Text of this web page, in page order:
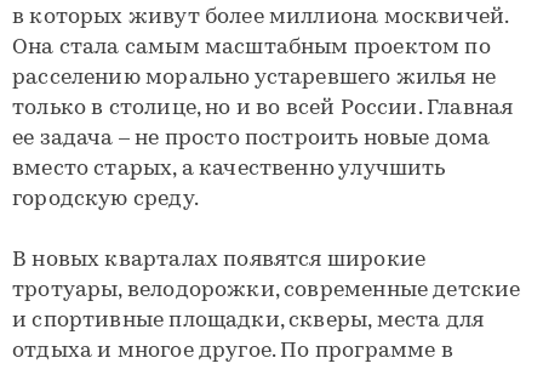
в которых живут более миллиона москвичей.
Она стала самым масштабным проектом по
расселению морально устаревшего жилья не
только в столице, но и во всей России. Главная
ее задача – не просто построить новые дома
вместо старых, а качественно улучшить
городскую среду.
В новых кварталах появятся широкие
тротуары, велодорожки, современные детские
и спортивные площадки, скверы, места для
отдыха и многое другое. По программе в